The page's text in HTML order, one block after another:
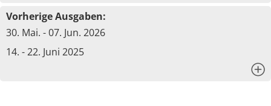
Vorherige Ausgaben:
30. Mai. - 07. Jun. 2026
14. - 22. Juni 2025